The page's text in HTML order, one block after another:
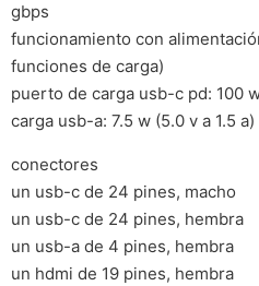
gbps
funcionamiento con
funciones de carga)
puerto de carga usb-c pd: 100
carga usb-a: 7.5 w (5.0 v a 1.5 a)
conectores
un usb-c de 24 pines, macho
un usb-c de 24 pines, hembra
un usb-a de 4 pines, hembra
un hdmi de 19 pines, hembra